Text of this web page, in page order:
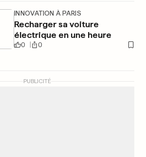
INNOVATION À PARIS
Recharger sa voiture
électrique en une heure
0 0
PUBLICITÉ